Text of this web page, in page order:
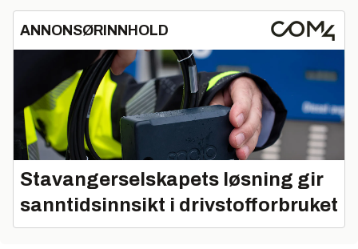
ANNONSØRINNHOLD
Stavangerselskapets løsning gir
sanntidsinnsikt i drivstofforbruket